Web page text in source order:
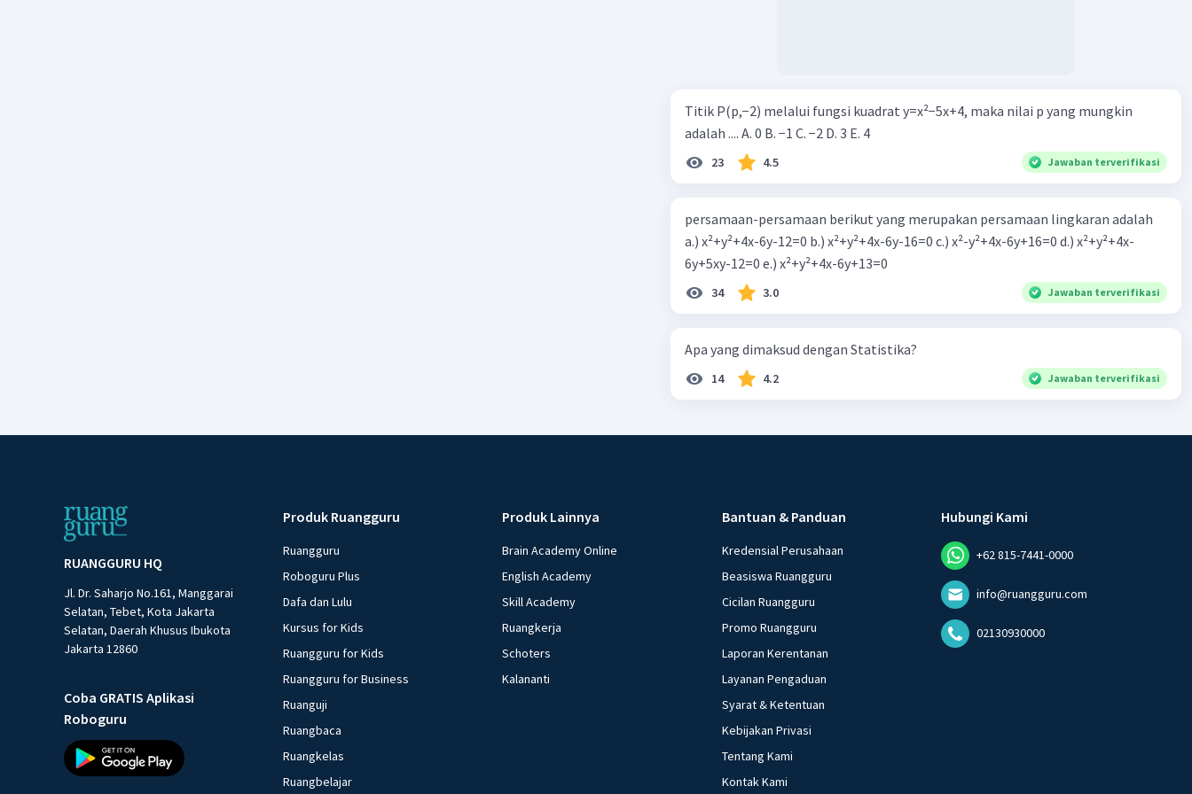
Titik P(p,−2) melalui fungsi kuadrat y=x²−5x+4, maka nilai p yang mungkin
adalah .... A. 0 B. −1 C. −2 D. 3 E. 4
23 4.5 Jawaban terverifikasi
persamaan-persamaan berikut yang merupakan persamaan lingkaran adalah
a.) x²+y²+4x-6y-12=0 b.) x²+y²+4x-6y-16=0 c.) x²-y²+4x-6y+16=0 d.) x²+y²+4x-
6y+5xy-12=0 e.) x²+y²+4x-6y+13=0
34 3.0 Jawaban terverifikasi
Apa yang dimaksud dengan Statistika?
14 4.2 Jawaban terverifikasi
RUANGGURU HQ
Jl. Dr. Saharjo No.161, Manggarai
Selatan, Tebet, Kota Jakarta
Selatan, Daerah Khusus Ibukota
Jakarta 12860
Coba GRATIS Aplikasi
Roboguru
Produk Ruangguru
Ruangguru
Roboguru Plus
Dafa dan Lulu
Kursus for Kids
Ruangguru for Kids
Ruangguru for Business
Ruanguji
Ruangbaca
Ruangkelas
Ruangbelajar
Produk Lainnya
Brain Academy Online
English Academy
Skill Academy
Ruangkerja
Schoters
Kalananti
Bantuan & Panduan
Kredensial Perusahaan
Beasiswa Ruangguru
Cicilan Ruangguru
Promo Ruangguru
Laporan Kerentanan
Layanan Pengaduan
Syarat & Ketentuan
Kebijakan Privasi
Tentang Kami
Kontak Kami
Hubungi Kami
+62 815-7441-0000
info@ruangguru.com
02130930000